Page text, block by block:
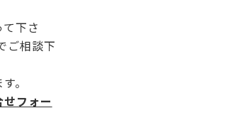
下さ
ご相談下
。
フォー